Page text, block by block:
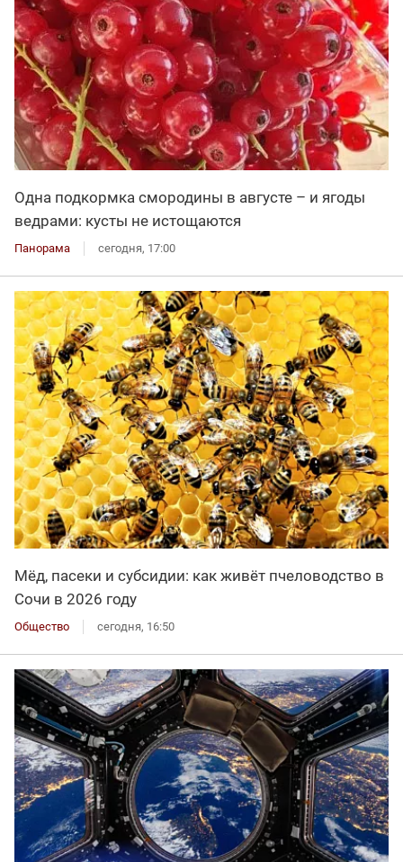
Одна подкормка смородины в августе – и ягоды
ведрами: кусты не истощаются
Панорама сегодня, 17:00
Мёд, пасеки и субсидии: как живёт пчеловодство в
Сочи в 2026 году
Общество сегодня, 16:50